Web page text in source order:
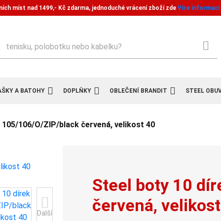
míst nad 1499,- Kč zdarma, jednoduché vrácení zboží zde Více informací
A BATOHY DOPLŇKY OBLEČENÍ BRANDIT STEEL
106/O/ZIP/black červená, velikost 40
Další
Steel boty 10
červená,